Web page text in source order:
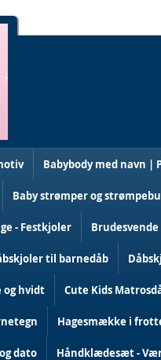
Babybody med navn |
Baby strømper og
- Festkjoler
til barnedåb
og hvidt Cute Kids
Hagesmække i
dato Håndklædesæt -